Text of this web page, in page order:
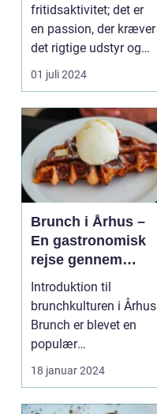
fritidsaktivitet; det er
en passion, der kræver
det rigtige udstyr og
for...
01 juli 2024
Brunch i Århus –
En gastronomisk
rejse gennem
byens bedste
morgenmadsspot
Introduktion til
brunchkulturen i Århus
Brunch er blevet en
populær
spiseoplevelse, der
kombinerer ...
18 januar 2024